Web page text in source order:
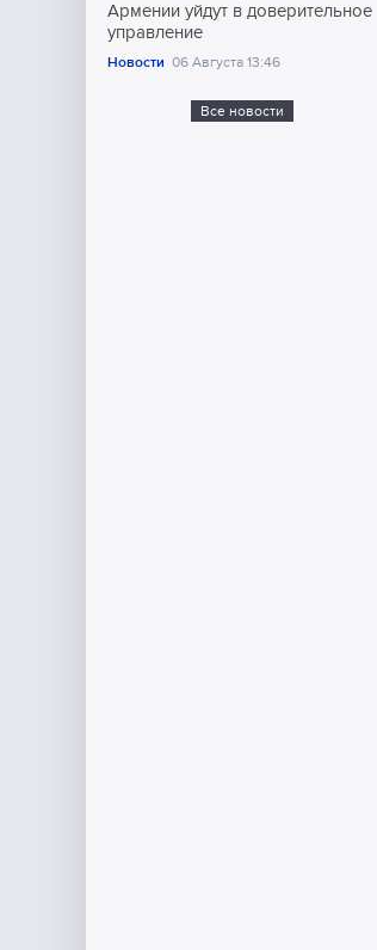
Армении уйдут в доверительное
управление
Новости 06 Августа 13:46
Все новости